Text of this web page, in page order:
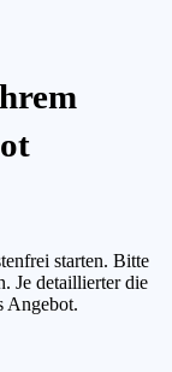
starten. Bitte
Je detaillierter die
Angebot.